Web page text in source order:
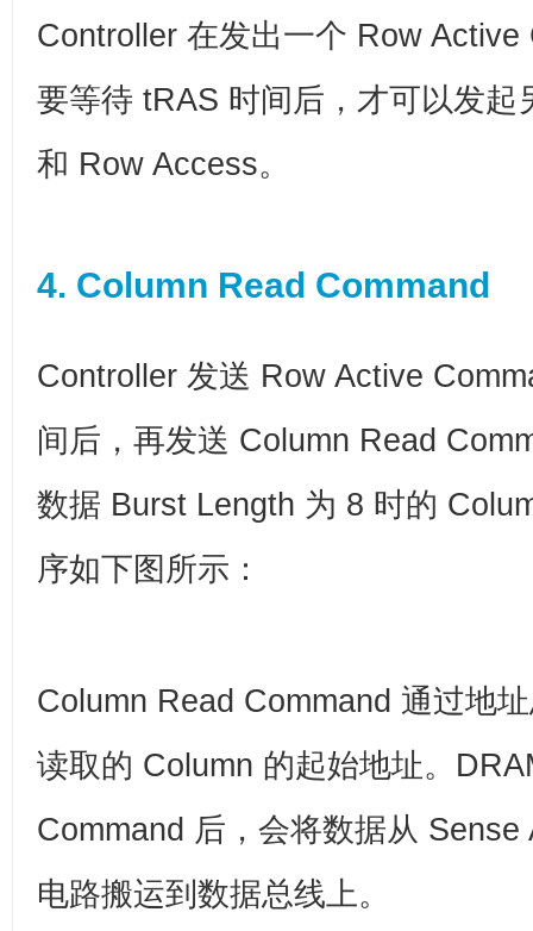
Controller 在发出一个 Row Active
要等待 tRAS 时间后，才可以发起
和 Row Access。
4. Column Read Command
Controller 发送 Row Active
间后，再发送 Column Read
数据 Burst Length 为 8 时的
序如下图所示：
Column Read Command 通过地
读取的 Column 的起始地址。
Command 后，会将数据从
电路搬运到数据总线上。